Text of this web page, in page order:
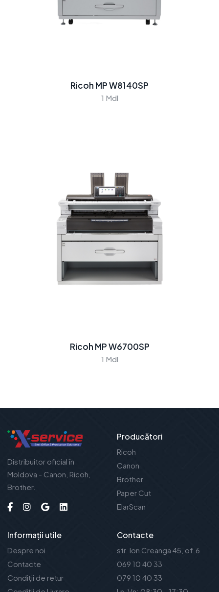
Ricoh MP W8140SP
1 Mdl
Ricoh MP W6700SP
1 Mdl
Distribuitor oficial în
Moldova - Canon, Ricoh,
Brother.
Producători
Ricoh
Canon
Brother
Paper Cut
ElarScan
Informații utile
Despre noi
Contacte
Condiții de retur
Contacte
str. Ion Creanga 45, of.6
069 10 40 33
079 10 40 33